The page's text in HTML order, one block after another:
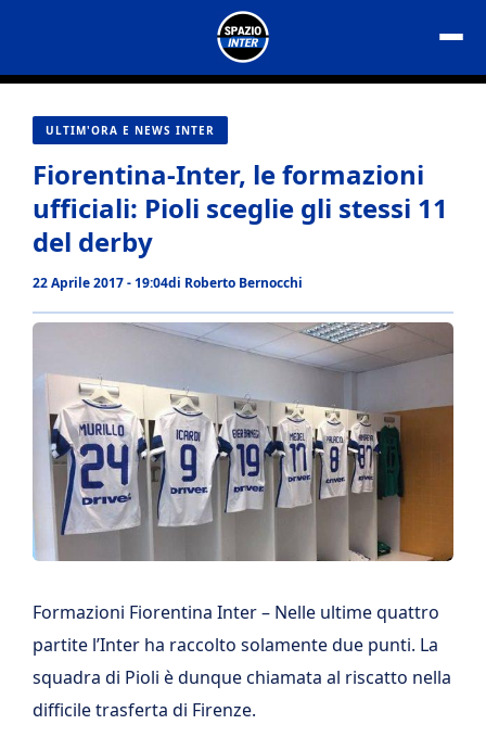
contenuto
ULTIM'ORA E NEWS INTER
Fiorentina-Inter, le formazioni
ufficiali: Pioli sceglie gli stessi 11
del derby
22 Aprile 2017 - 19:04di Roberto Bernocchi
Formazioni Fiorentina Inter – Nelle ultime quattro
partite l’Inter ha raccolto solamente due punti. La
squadra di Pioli è dunque chiamata al riscatto nella
difficile trasferta di Firenze.